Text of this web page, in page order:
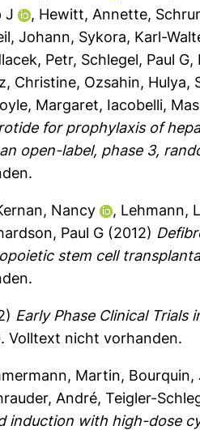
J , Hewitt, Annette,
Johann, Sykora, Karl-
Petr, Schlegel, Paul G,
Christine, Ozsahin, Hulya,
Margaret, Iacobelli,
for prophylaxis of
open-label, phase 3,
Nancy , Lehmann,
Paul G (2012)
stem cell
Early Phase Clinical Trials
Volltext nicht vorhanden.
Martin, Bourquin,
André, Teigler-
induction with high-dose